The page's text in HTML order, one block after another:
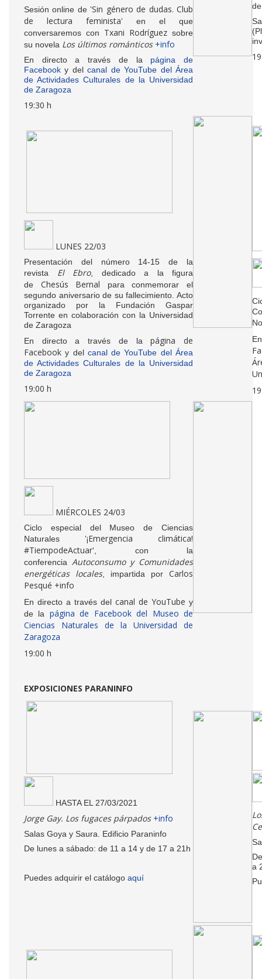
Sesión online de 'Sin género de dudas. Club
de lectura feminista' en el que
conversaremos con Txani Rodríguez sobre
su novela Los últimos románticos +info
En directo a través de la página de
Facebook y delcanal de YouTube del Área
de Actividades Culturales de la Universidad
de Zaragoza
19:30 h
LUNES 22/03
Presentación del número 14-15 de la
revista El Ebro, dedicado a la figura
de Chesús Bernal para conmemorar el
segundo aniversario de su fallecimiento. Acto
organizado por la Fundación Gaspar
Torrente en colaboración con la Universidad
de Zaragoza
En directo a través de lapágina de
Facebook y del canal de YouTube del Área
de Actividades Culturales de la Universidad
de Zaragoza
19:00 h
MIÉRCOLES 24/03
Ciclo especial del Museo de Ciencias
Naturales '¡Emergencia climática!
#TiempodeActuar' , con la
conferencia Autoconsumo y Comunidades
energéticas locales, impartida por Carlos
Pesqué +info
En directo a través del canal de YouTube y
de la página de Facebook del Museo de
Ciencias Naturales de la Universidad de
Zaragoza
19:00 h
EXPOSICIONES PARANINFO
HASTA EL 27/03/2021
Jorge Gay. Los fugaces párpados +info
Salas Goya y Saura. Edificio Paraninfo
De lunes a sábado: de 11 a 14 y de 17 a 21h
Puedes adquirir el catálogo aquí
a